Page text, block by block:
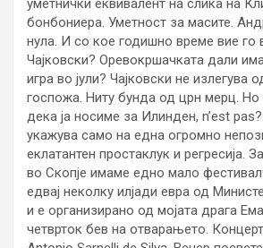
уметнички еквивалент на слика на
бонбониера. Уметност за масите.
нула. И со кое годишно време вие го
Чајковски? Оревокршачката дали
игра во јули? Чајковски не излегува
госпожа. Ниту бунда од црн мерц. Но
дека ја носиме за Илинден, n’est
укажува само на една огромно
еклатантен простаклук и регресија.
во Скопје имаме едно мало
едвај неколку илјади евра од
и е организирано од мојата драга
четврток бев на отварањето.